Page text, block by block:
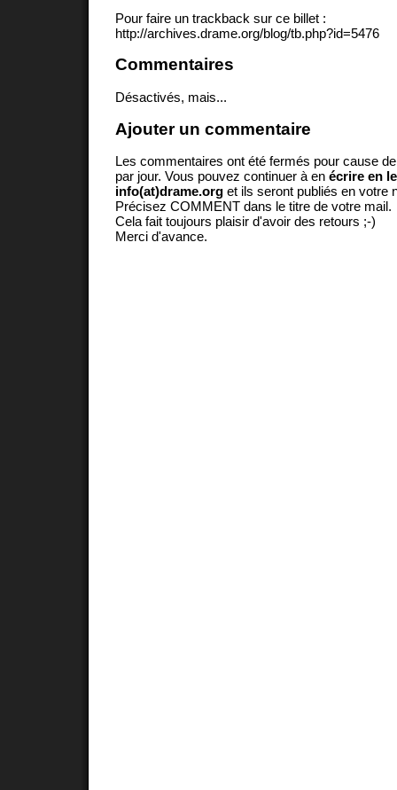
Pour faire un trackback sur ce billet :
http://archives.drame.org/blog/tb.php?id=5476
Commentaires
Désactivés, mais...
Ajouter un commentaire
Les commentaires ont été fermés pour cause
par jour. Vous pouvez continuer à en écrire en
info(at)drame.org et ils seront publiés en votre
Précisez COMMENT dans le titre de votre mail.
Cela fait toujours plaisir d'avoir des retours ;-)
Merci d'avance.